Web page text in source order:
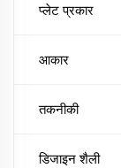
प्लेट प्रकार
आकार
तकनीकी
डिजाइन शैली